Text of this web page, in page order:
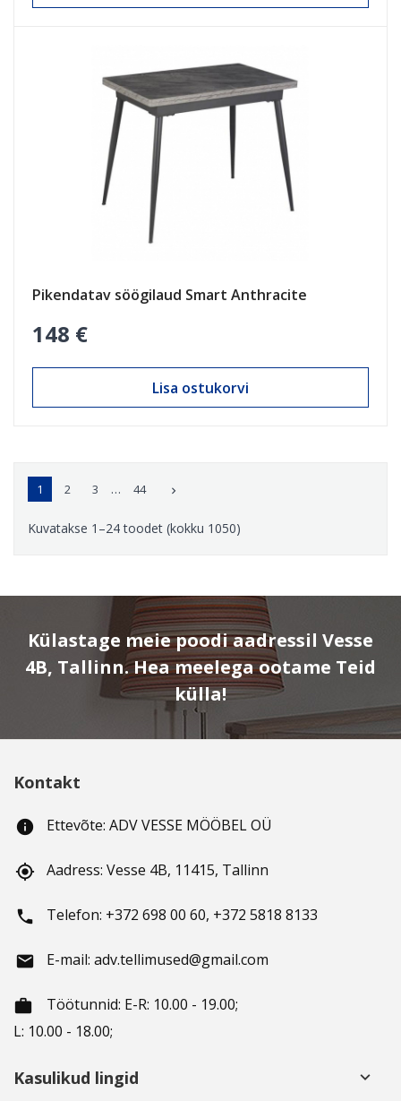
Pikendatav söögilaud Smart Anthracite
148 €
Lisa ostukorvi
1 2 3 … 44 
Kuvatakse 1–24 toodet (kokku 1050)
Külastage meie poodi aadressil Vesse
4B, Tallinn. Hea meelega ootame Teid
külla!
Kontakt
info Ettevõte: ADV VESSE MÖÖBEL OÜ
gps_fixed Aadress: Vesse 4B, 11415, Tallinn
phone Telefon: +372 698 00 60, +372 5818 8133
email E-mail: adv.tellimused@gmail.com
working_hours
Töötunnid: E-R: 10.00 - 19.00;
L: 10.00 - 18.00;
Kasulikud lingid keyboard_arrow_down